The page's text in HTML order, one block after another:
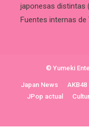
japonesas distintas
Fuentes internas
© Yumeki
Japan News AKB48
JPop actual